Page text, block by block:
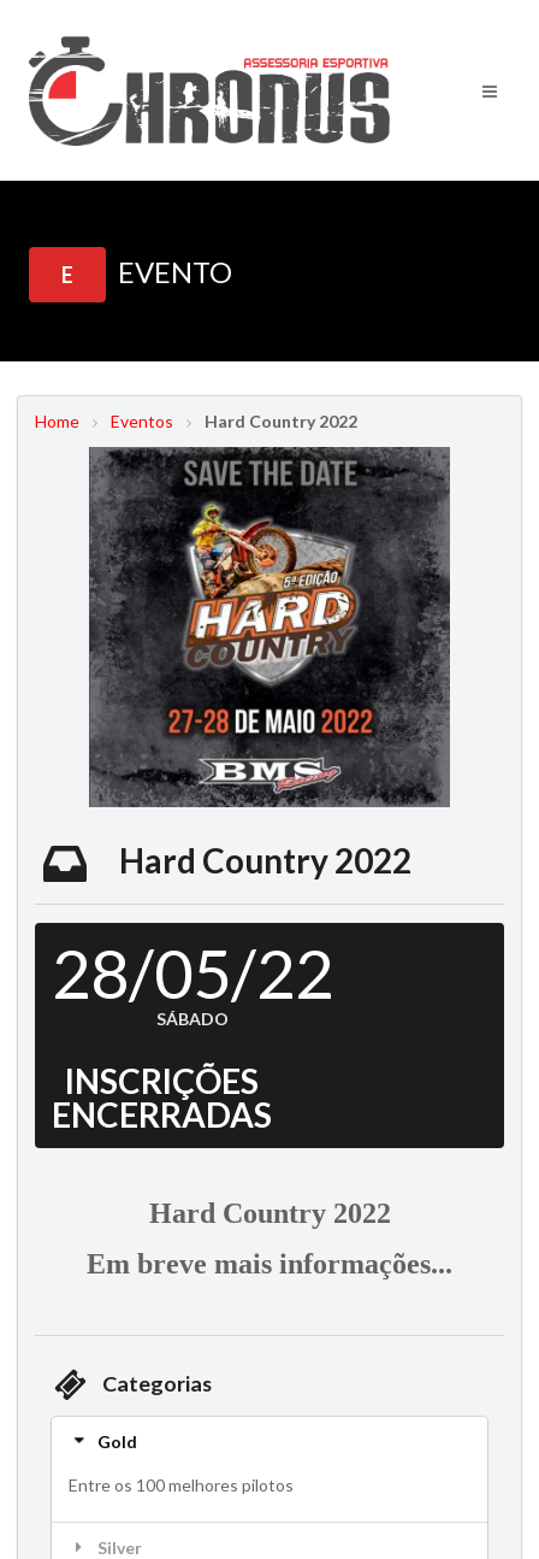
E EVENTO
Home Eventos Hard Country 2022
Hard Country 2022
28/05/22
SÁBADO
INSCRIÇÕES
ENCERRADAS
Hard Country 2022
Em breve mais informações...
Categorias
Gold
Entre os 100 melhores pilotos
Silver